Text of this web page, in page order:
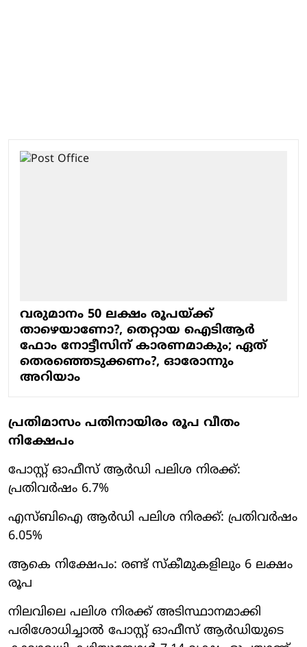
വരുമാനം 50 ലക്ഷം രൂപയ്ക്ക്
താഴെയാണോ?, തെറ്റായ ഐടിആര്‍
ഫോം നോട്ടീസിന് കാരണമാകും; ഏത്
തെരഞ്ഞെടുക്കണം?, ഓരോന്നും
അറിയാം
പ്രതിമാസം പതിനായിരം രൂപ വീതം
നിക്ഷേപം
പോസ്റ്റ് ഓഫീസ് ആര്‍ഡി പലിശ നിരക്ക്:
പ്രതിവര്‍ഷം 6.7%
എസ്ബിഐ ആര്‍ഡി പലിശ നിരക്ക്: പ്രതിവര്‍ഷം
6.05%
ആകെ നിക്ഷേപം: രണ്ട് സ്‌കീമുകളിലും 6 ലക്ഷം
രൂപ
നിലവിലെ പലിശ നിരക്ക് അടിസ്ഥാനമാക്കി
പരിശോധിച്ചാല്‍ പോസ്റ്റ് ഓഫീസ് ആര്‍ഡിയുടെ